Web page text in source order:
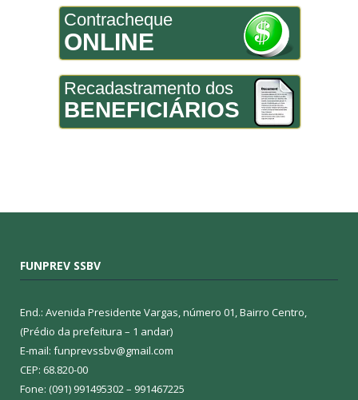
Contracheque
ONLINE
Recadastramento dos
BENEFICIÁRIOS
FUNPREV SSBV
End.: Avenida Presidente Vargas, número 01, Bairro Centro,
(Prédio da prefeitura – 1 andar)
E-mail: funprevssbv@gmail.com
CEP: 68.820-00
Fone: (091) 991495302 – 991467225